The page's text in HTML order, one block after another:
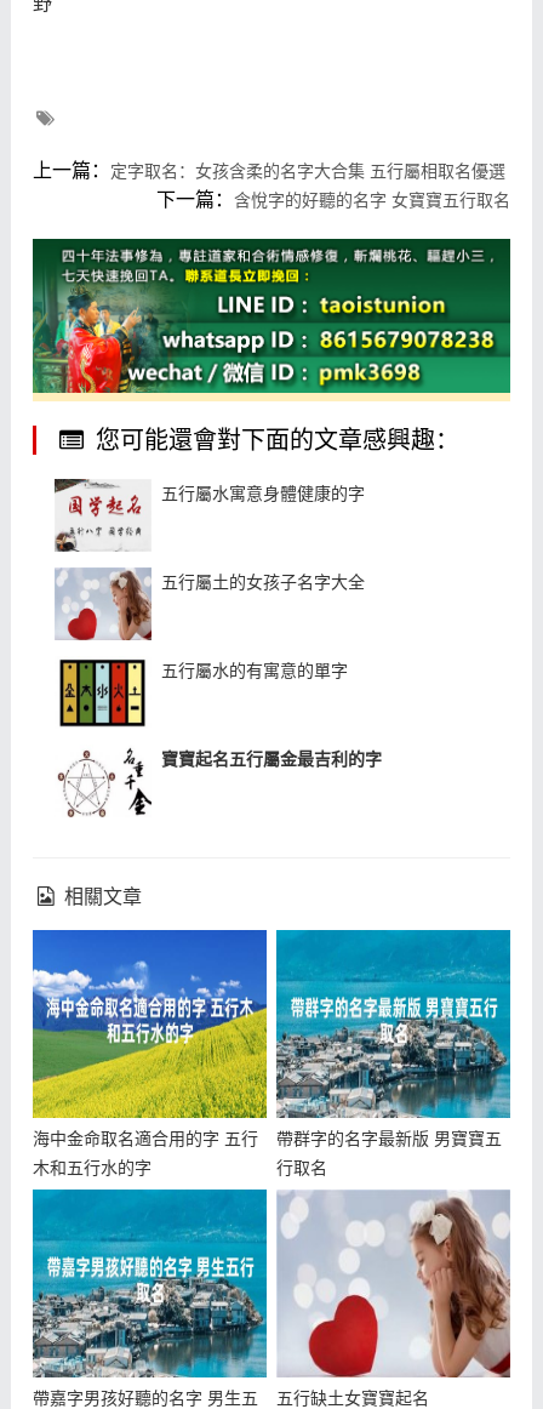
上一篇： 定字取名：女孩含柔的名字大合集 五行屬相取名優選
下一篇：含悅字的好聽的名字 女寶寶五行取名
您可能還會對下面的文章感興趣：
五行屬水寓意身體健康的字
五行屬土的女孩子名字大全
五行屬水的有寓意的單字
寶寶起名五行屬金最吉利的字
相關文章
海中金命取名適合用的字 五行
木和五行水的字
帶群字的名字最新版 男寶寶五
行取名
帶嘉字男孩好聽的名字 男生五
五行缺土女寶寶起名